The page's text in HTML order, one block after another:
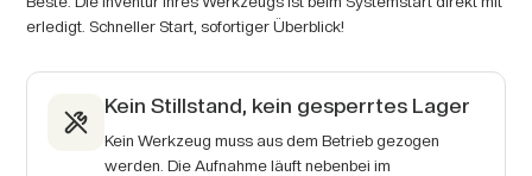
erledigt. Schneller Start, sofortiger Überblick!
Kein Stillstand, kein gesperrtes Lager
Kein Werkzeug muss aus dem Betrieb gezogen
werden. Die Aufnahme läuft nebenbei im